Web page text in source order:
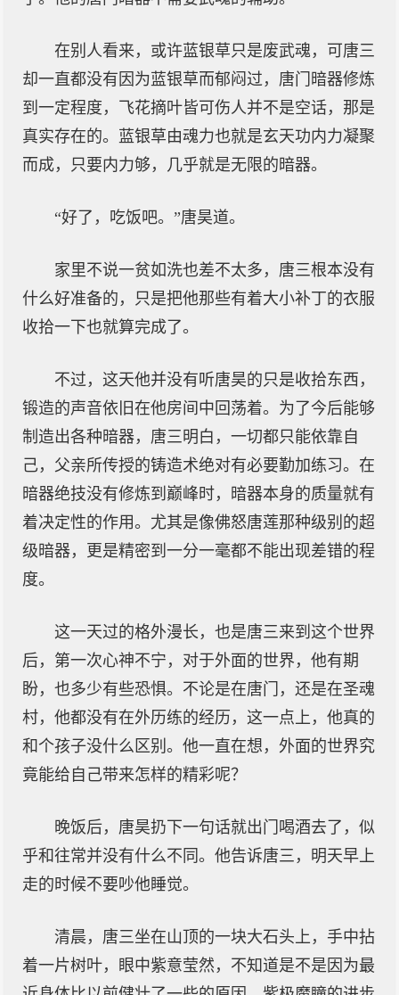
在别人看来，或许蓝银草只是废武魂，可唐三
却一直都没有因为蓝银草而郁闷过，唐门暗器修炼
到一定程度，飞花摘叶皆可伤人并不是空话，那是
真实存在的。蓝银草由魂力也就是玄天功内力凝聚
而成，只要内力够，几乎就是无限的暗器。
“好了，吃饭吧。”唐昊道。
家里不说一贫如洗也差不太多，唐三根本没有
什么好准备的，只是把他那些有着大小补丁的衣服
收拾一下也就算完成了。
不过，这天他并没有听唐昊的只是收拾东西，
锻造的声音依旧在他房间中回荡着。为了今后能够
制造出各种暗器，唐三明白，一切都只能依靠自
己，父亲所传授的铸造术绝对有必要勤加练习。在
暗器绝技没有修炼到巅峰时，暗器本身的质量就有
着决定性的作用。尤其是像佛怒唐莲那种级别的超
级暗器，更是精密到一分一毫都不能出现差错的程
度。
这一天过的格外漫长，也是唐三来到这个世界
后，第一次心神不宁，对于外面的世界，他有期
盼，也多少有些恐惧。不论是在唐门，还是在圣魂
村，他都没有在外历练的经历，这一点上，他真的
和个孩子没什么区别。他一直在想，外面的世界究
竟能给自己带来怎样的精彩呢？
晚饭后，唐昊扔下一句话就出门喝酒去了，似
乎和往常并没有什么不同。他告诉唐三，明天早上
走的时候不要吵他睡觉。
清晨，唐三坐在山顶的一块大石头上，手中拈
着一片树叶，眼中紫意莹然，不知道是不是因为最